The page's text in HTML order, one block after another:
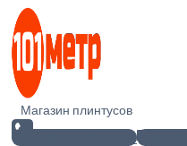
Перейти
содержимому
Магазин плинтусов
+7(812) 920-02-38